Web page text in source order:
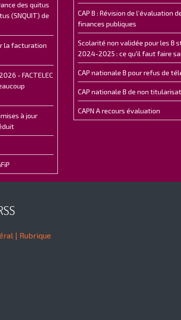
des quitus
(SNQUIT) de
la facturation
- FACTELEC
à jour
CAP B : Révision de l’évaluation
finances publiques
Scolarité non validée pour les B
2024-2025 : ce qu'il faut faire
CAP nationale B pour refus de
CAP nationale B de non
CAPN A recours évaluation
| Rubrique